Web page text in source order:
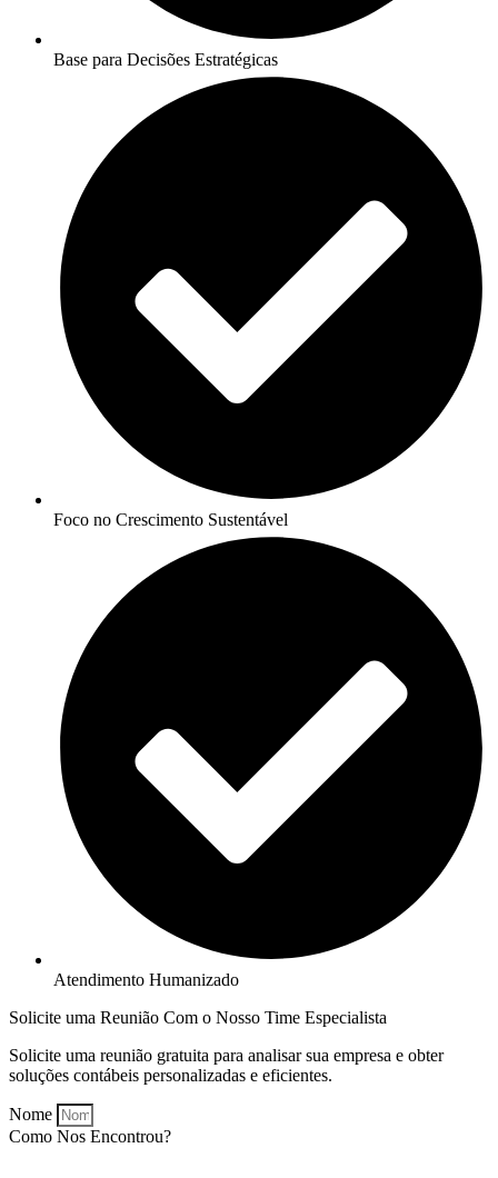
Base para Decisões Estratégicas
Foco no Crescimento Sustentável
Atendimento Humanizado
Solicite uma Reunião Com o Nosso Time Especialista
Solicite uma reunião gratuita para analisar sua empresa e obter
soluções contábeis personalizadas e eficientes.
Nome
Como Nos Encontrou?